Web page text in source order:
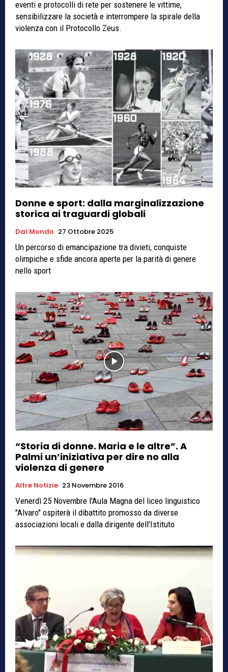
eventi e protocolli di rete per sostenere le vittime,
sensibilizzare la società e interrompere la spirale della
violenza con il Protocollo Zeus.
Donne e sport: dalla marginalizzazione
storica ai traguardi globali
Dal Mondo 27 Ottobre 2025
Un percorso di emancipazione tra divieti, conquiste
olimpiche e sfide ancora aperte per la parità di genere
nello sport
“Storia di donne. Maria e le altre”. A
Palmi un’iniziativa per dire no alla
violenza di genere
Altre Notizie 23 Novembre 2016
Venerdì 25 Novembre l'Aula Magna del liceo linguistico
"Alvaro" ospiterà il dibattito promosso da diverse
associazioni locali e dalla dirigente dell'Istituto